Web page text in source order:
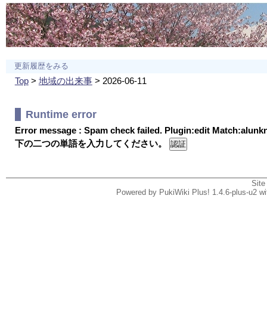
更新履歴をみる
Top> 地域の出来事> 2026-06-11
Runtime error
Error message : Spam check failed. Plugin:edit
下の二つの単語を入力してください。
Powered by PukiWiki Plus! 1.4.6-plus-u2